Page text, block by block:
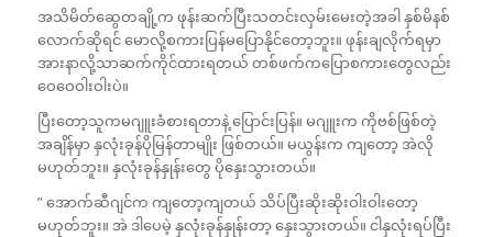
အသိမိတ်ဆွေတချို့က ဖုန်းဆက်ပြီးသတင်းလှမ်းမေးတဲ့အခါ နှစ်မိနစ်
လောက်ဆိုရင် မောလို့စကားပြန်မပြောနိုင်တော့ဘူး။ ဖုန်းချလိုက်ရမှာ
အားနာလို့သာဆက်ကိုင်ထားရတယ် တစ်ဖက်ကပြောစကားတွေလည်း
ဝေဝေဝါးဝါးပဲ။
ပြီးတော့သူကမဂျူးခံစားရတာနဲ့ ပြောင်းပြန်။ မဂျူးက ကိုဗစ်ဖြစ်တဲ့
အချိန်မှာ နှလုံးခုန်ပိုမြန်တာမျိုး ဖြစ်တယ်။ မယွန်းက ကျတော့ အဲလို
မဟုတ်ဘူး။ နှလုံးခုန်နှုန်းတွေ ပိုနှေးသွားတယ်။
” အောက်ဆီဂျင်က ကျတော့ကျတယ် သိပ်ပြီးဆိုးဆိုးဝါးဝါးတော့
မဟုတ်ဘူး။ အဲ ဒါပေမဲ့ နှလုံးခုန်နှုန်းတာ့ နှေးသွားတယ်။ ငါနှလုံးရပ်ပြီး